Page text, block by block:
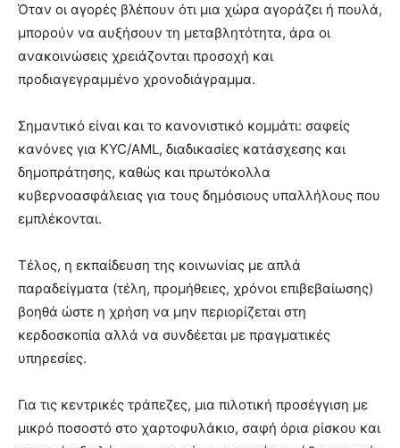
Όταν οι αγορές βλέπουν ότι μια χώρα αγοράζει ή πουλά,
μπορούν να αυξήσουν τη μεταβλητότητα, άρα οι
ανακοινώσεις χρειάζονται προσοχή και
προδιαγεγραμμένο χρονοδιάγραμμα.
Σημαντικό είναι και το κανονιστικό κομμάτι: σαφείς
κανόνες για KYC/AML, διαδικασίες κατάσχεσης και
δημοπράτησης, καθώς και πρωτόκολλα
κυβερνοασφάλειας για τους δημόσιους υπαλλήλους που
εμπλέκονται.
Τέλος, η εκπαίδευση της κοινωνίας με απλά
παραδείγματα (τέλη, προμήθειες, χρόνοι επιβεβαίωσης)
βοηθά ώστε η χρήση να μην περιορίζεται στη
κερδοσκοπία αλλά να συνδέεται με πραγματικές
υπηρεσίες.
Για τις κεντρικές τράπεζες, μια πιλοτική προσέγγιση με
μικρό ποσοστό στο χαρτοφυλάκιο, σαφή όρια ρίσκου και